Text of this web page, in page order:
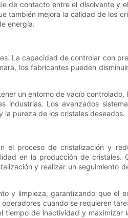
de contacto entre el disolvente y
también mejora la calidad de los
energía.
La capacidad de controlar con
los fabricantes pueden
un entorno de vacío controlado,
industrias. Los avanzados
la pureza de los cristales deseados.
el proceso de cristalización y
en la producción de cristales.
y realizar un seguimiento
y limpieza, garantizando que el
cuando se requieren
tiempo de inactividad y maximizar